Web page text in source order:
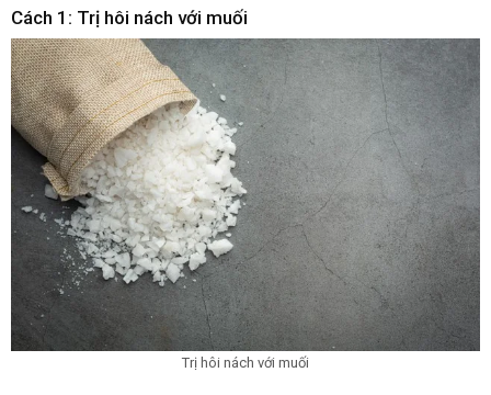
Cách 1: Trị hôi nách với muối
Trị hôi nách với muối